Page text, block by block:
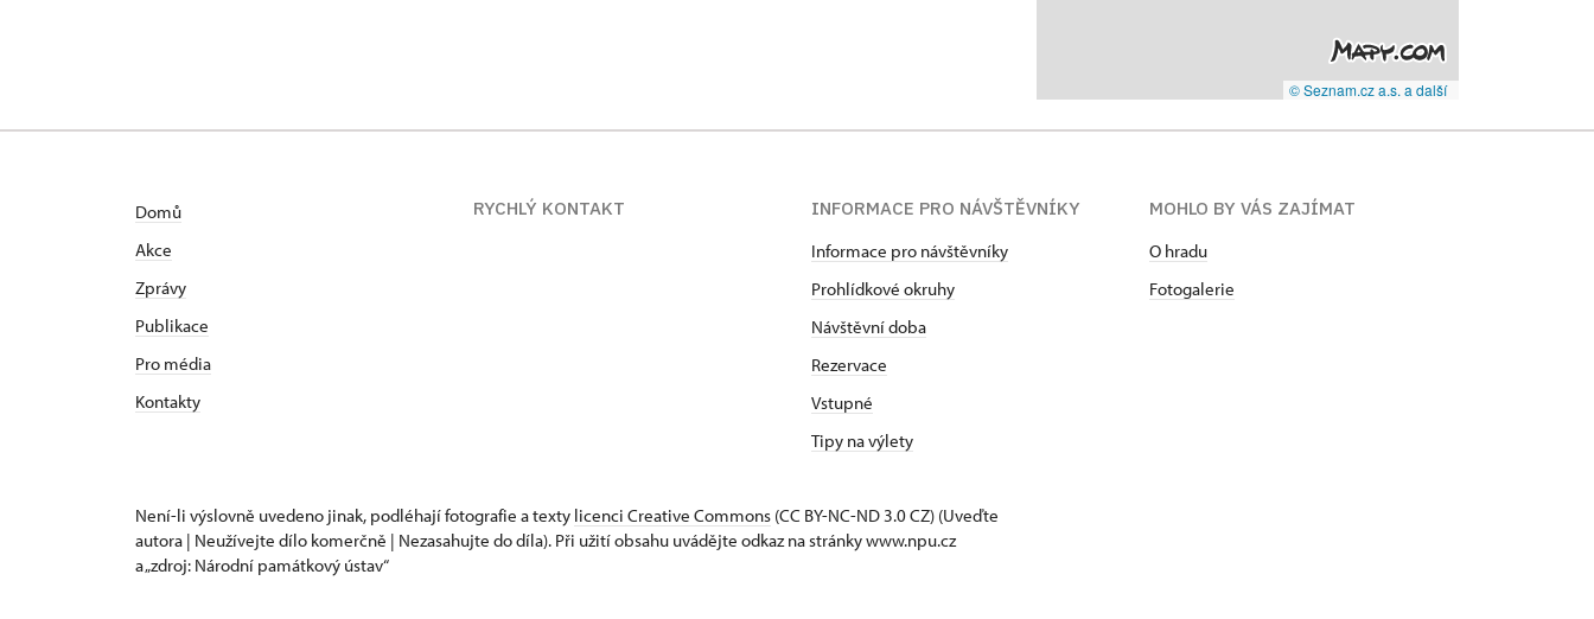
© Seznam.cz a.s. a další
Domů
Akce
Zprávy
Publikace
Pro média
Kontakty
RYCHLÝ KONTAKT
INFORMACE PRO NÁVŠTĚVNÍKY
Informace pro návštěvníky
Prohlídkové okruhy
Návštěvní doba
Rezervace
Vstupné
Tipy na výlety
MOHLO BY VÁS ZAJÍMAT
O hradu
Fotogalerie
Není-li výslovně uvedeno jinak, podléhají fotografie a texty licenci Creative Commons (CC BY-NC-ND 3.0 CZ) (Uveďte
autora | Neužívejte dílo komerčně | Nezasahujte do díla). Při užití obsahu uvádějte odkaz na stránky www.npu.cz
a „zdroj: Národní památkový ústav“